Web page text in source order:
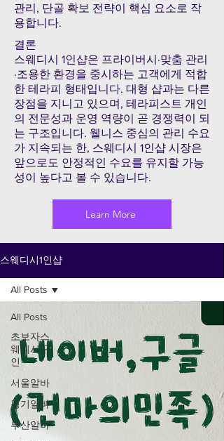
관리, 단골 확보 전략이 핵심 요소로 작
용합니다.
결론
스웨디시 1인샵은 프라이버시·맞춤 관리
·조용한 환경을 중시하는 고객에게 적합
한 테라피 형태입니다. 대형 샵과는 다른
장점을 지니고 있으며, 테라피스트 개인
의 전문성과 운영 역량이 곧 경쟁력이 되
는 구조입니다. 웰니스 중심의 관리 수요
가 지속되는 한, 스웨디시 1인샵 시장은
앞으로도 안정적인 수요를 유지할 가능
성이 높다고 볼 수 있습니다.
Learn More
스웨디시1인샵
All Posts
초보자스
웨디시구
인
서울알바
경기알바
부산알바
All Posts